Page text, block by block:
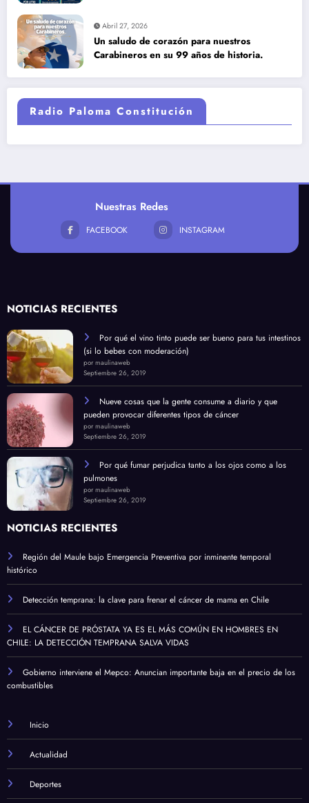
Abril 27, 2026
Un saludo de corazón para nuestros
Carabineros en su 99 años de historia.
Radio Paloma Constitución
Nuestras Redes
FACEBOOK INSTAGRAM
NOTICIAS RECIENTES
Por qué el vino tinto puede ser bueno para tus intestinos
(si lo bebes con moderación)
por maulinaweb
Septiembre 26, 2019
Nueve cosas que la gente consume a diario y que
pueden provocar diferentes tipos de cáncer
por maulinaweb
Septiembre 26, 2019
Por qué fumar perjudica tanto a los ojos como a los
pulmones
por maulinaweb
Septiembre 26, 2019
NOTICIAS RECIENTES
Región del Maule bajo Emergencia Preventiva por inminente temporal
histórico
Detección temprana: la clave para frenar el cáncer de mama en Chile
EL CÁNCER DE PRÓSTATA YA ES EL MÁS COMÚN EN HOMBRES EN
CHILE: LA DETECCIÓN TEMPRANA SALVA VIDAS
Gobierno interviene el Mepco: Anuncian importante baja en el precio de los
combustibles
Inicio
Actualidad
Deportes